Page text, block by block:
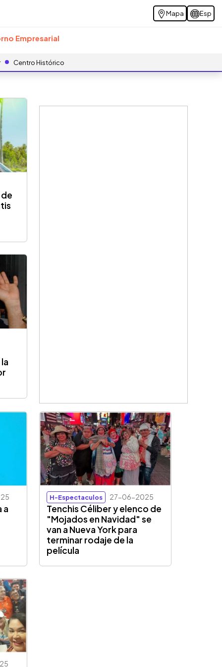
Mapa Esp
Empresarial
Centro Histórico
de
a
H-Espectaculos 27-06-2025
Tenchis Céliber y elenco de
"Mojados en Navidad" se
van a Nueva York para
terminar rodaje de la
película